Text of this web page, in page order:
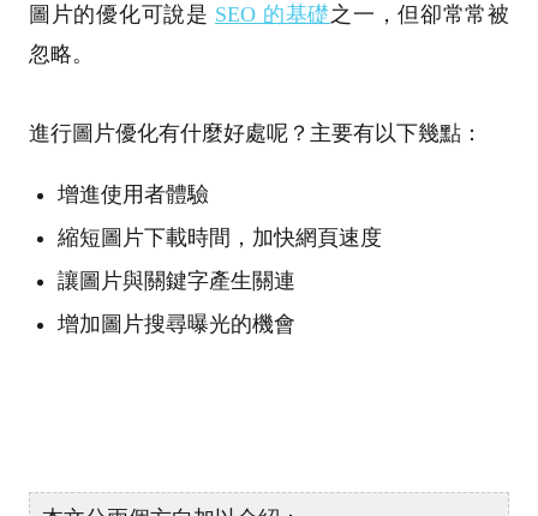
圖片的優化可說是 SEO 的基礎 之一，但卻常常被
忽略。
進行圖片優化有什麼好處呢？主要有以下幾點：
增進使用者體驗
縮短圖片下載時間，加快網頁速度
讓圖片與關鍵字產生關連
增加圖片搜尋曝光的機會